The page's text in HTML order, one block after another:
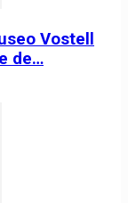
Vostell
de…